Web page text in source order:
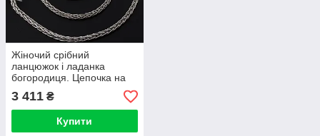
Жіночий срібний
ланцюжок і ладанка
богородиця. Цепочка на
шию жіноча "Колосок" з
іконкою 50 см
3 411 ₴
Купити